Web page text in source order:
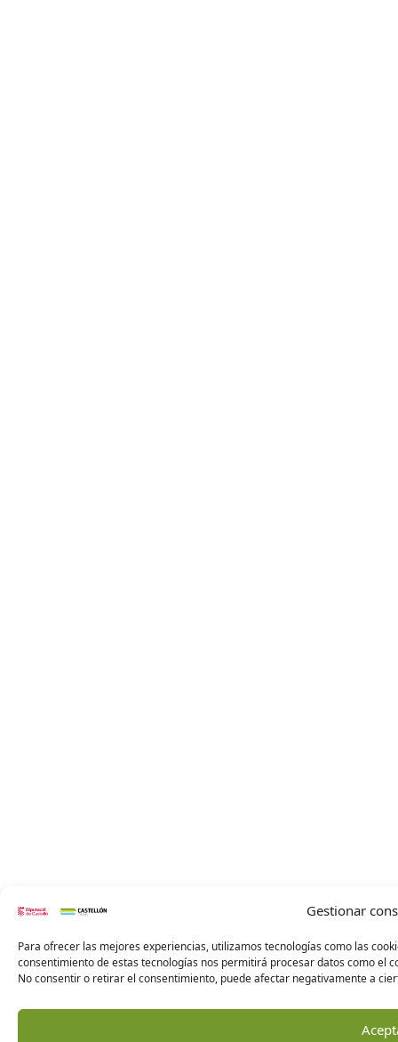
Gestionar
Para ofrecer las mejores experiencias, utilizamos tecnologías como las
consentimiento de estas tecnologías nos permitirá procesar datos como el
No consentir o retirar el consentimiento, puede afectar negativamente a